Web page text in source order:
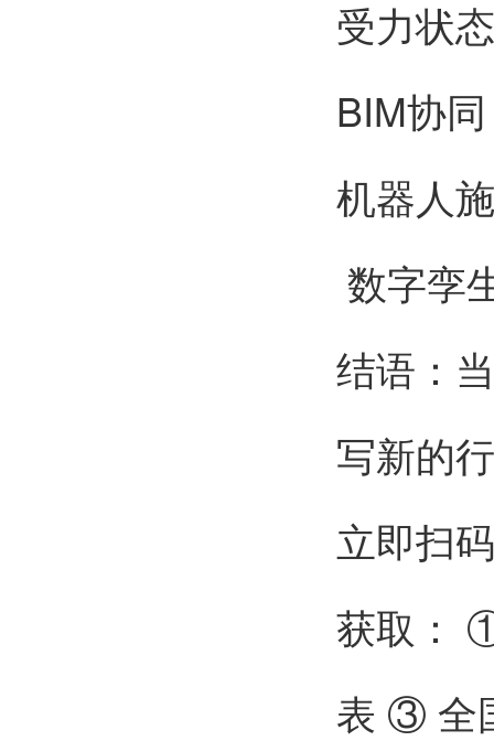
受力状
BIM协
机器人
数字孪
结语：
写新的
立即扫
获取：
表 ③ 全